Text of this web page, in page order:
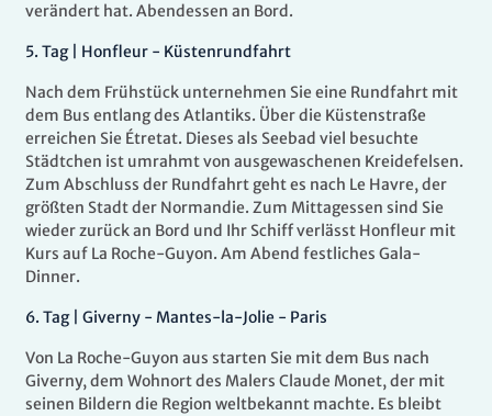
verändert hat. Abendessen an Bord.
5. Tag | Honfleur - Küstenrundfahrt
Nach dem Frühstück unternehmen Sie eine Rundfahrt mit
dem Bus entlang des Atlantiks. Über die Küstenstraße
erreichen Sie Étretat. Dieses als Seebad viel besuchte
Städtchen ist umrahmt von ausgewaschenen Kreidefelsen.
Zum Abschluss der Rundfahrt geht es nach Le Havre, der
größten Stadt der Normandie. Zum Mittagessen sind Sie
wieder zurück an Bord und Ihr Schiff verlässt Honfleur mit
Kurs auf La Roche-Guyon. Am Abend festliches Gala-
Dinner.
6. Tag | Giverny - Mantes-la-Jolie - Paris
Von La Roche-Guyon aus starten Sie mit dem Bus nach
Giverny, dem Wohnort des Malers Claude Monet, der mit
seinen Bildern die Region weltbekannt machte. Es bleibt